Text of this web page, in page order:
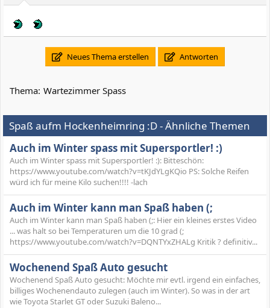
Neues Thema erstellen Antworten
Thema: Wartezimmer Spass
Spaß aufm Hockenheimring :D - Ähnliche Themen
Auch im Winter spass mit Supersportler! :)
Auch im Winter spass mit Supersportler! :): Bitteschön:
https://www.youtube.com/watch?v=tKJdYLgKQio PS: Solche Reifen
würd ich für meine Kilo suchen!!!! -lach
Auch im Winter kann man Spaß haben (;
Auch im Winter kann man Spaß haben (;: Hier ein kleines erstes Video
... was halt so bei Temperaturen um die 10 grad (;
https://www.youtube.com/watch?v=DQNTYxZHALg Kritik ? definitiv...
Wochenend Spaß Auto gesucht
Wochenend Spaß Auto gesucht: Möchte mir evtl. irgend ein einfaches,
billiges Wochenendauto zulegen (auch im Winter). So was in der art
wie Toyota Starlet GT oder Suzuki Baleno...